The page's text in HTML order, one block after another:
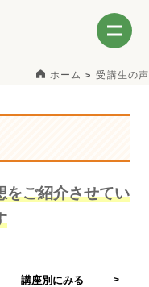
ホーム 受講生の声
をご紹介させてい
講座別にみる